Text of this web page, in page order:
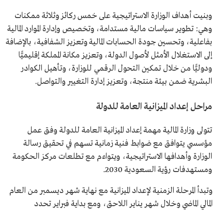
وبنيت أهداف الوزارة الاستراتيجية على خمس ركائز وثلاثة ممكنات
وهي: تطوير سياسات مالية مستدامة، وتخصيص وإدارة الموارد المالية
بفاعلية، وتحسين جودة الحسابات المالية وتعزيز الشفافية، بالإضافة
إلى الاستغلال الأمثل لأصول الدولة، وتعزيز مكانة المملكة إقليميًّا
ودوليًّا من خلال تمكين التحول الرقمي للوزارة، وتأهيل الكوادر
البشرية ضمن بيئة منتجة، وتعزيز إدارة التغيير والتواصل.
مراحل إعداد الميزانية العامة للدولة
تتولى وزارة المالية مهمة إعداد الميزانية العامة للدولة وفق عمل
مؤسسي يتوافق مع ضوابط فنية زمانية تسهم في تحقيق رسالة
الوزارة وأهدافها الاستراتيجية، ويتواءم مع تطلعات مركز الحكومة
ومستهدفات رؤية السعودية 2030.
وتبدأ المرحلة الزمنية لإعداد الميزانية مع نهاية شهر ديسمبر من العام
المالي الماضي وخلال شهر يناير اللاحق، ومع بداية فبراير تحدد